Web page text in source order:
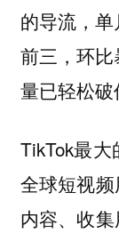
的导流，
前三，环
量已轻松破
TikTok最
全球短视
内容、收